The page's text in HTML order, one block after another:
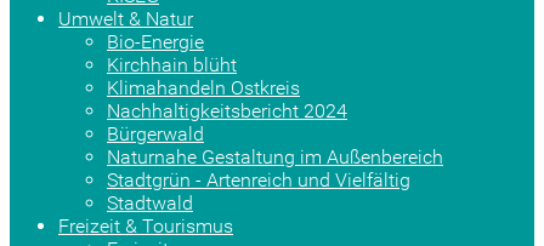
Umwelt & Natur
Bio-Energie
Kirchhain blüht
Klimahandeln Ostkreis
Nachhaltigkeitsbericht 2024
Bürgerwald
Naturnahe Gestaltung im Außenbereich
Stadtgrün - Artenreich und Vielfältig
Stadtwald
Freizeit & Tourismus